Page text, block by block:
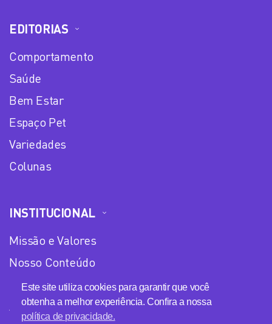
Este site utiliza cookies para garantir que você
obtenha a melhor experiência. Confira a nossa
política de privacidade.
EDITORIAS
Comportamento
Saúde
Bem Estar
Espaço Pet
Variedades
Colunas
INSTITUCIONAL
Missão e Valores
Nosso Conteúdo
Equipe
Anuncie no Plena Mulher